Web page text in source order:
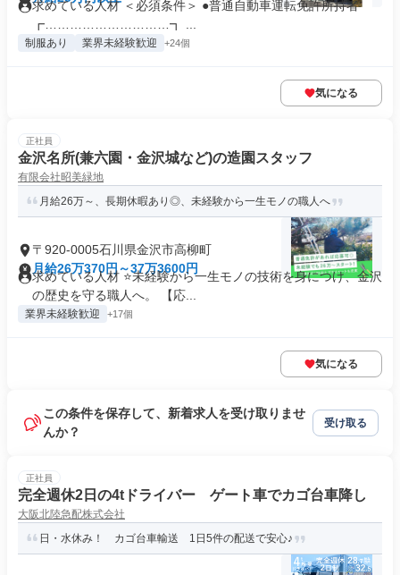
求めている人材 ＜必須条件＞ ●普通自動車運転免許所持者
┏…………………………┓ ...
制服あり 業界未経験歓迎 +24個
気になる
正社員
金沢名所(兼六園・金沢城など)の造園スタッフ
有限会社昭美緑地
月給26万～、長期休暇あり◎、未経験から一生モノの職人へ
〒920-0005石川県金沢市高柳町
月給26万370円～37万3600円
求めている人材 ⭐未経験から一生モノの技術を身につけ、金沢
の歴史を守る職人へ。 【応...
業界未経験歓迎 +17個
気になる
この条件を保存して、新着求人を受け取りませ
んか？
受け取る
正社員
完全週休2日の4tドライバー ゲート車でカゴ台車降し
大阪北陸急配株式会社
日・水休み！ カゴ台車輸送 1日5件の配送で安心♪